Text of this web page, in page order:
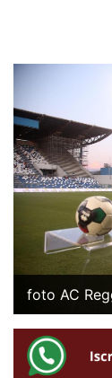
foto AC